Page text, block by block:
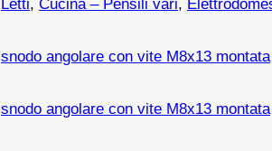
Letti, Cucina – Pensili vari,
snodo angolare con vite M8x13 montata
snodo angolare con vite M8x13 montata